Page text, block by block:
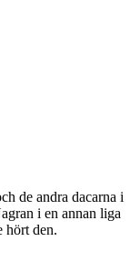
de andra dacarna i
i en annan liga
hört den.